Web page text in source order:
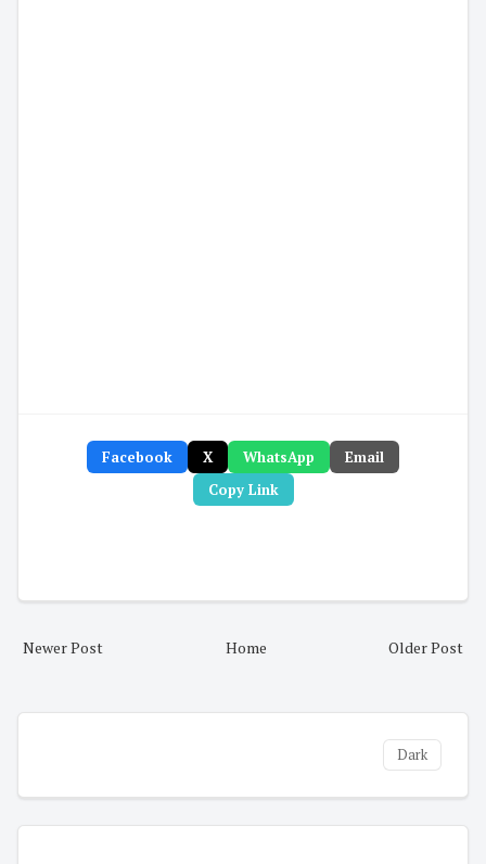
Facebook X WhatsApp
Email
Copy Link
Newer Post Older Post
Home
Dark